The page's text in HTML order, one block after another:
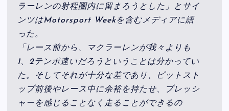
ラーレンの射程圏内に留まろうとした」とサイ
ンツはMotorsport Weekを含むメディアに語
った。
「レース前から、マクラーレンが我々よりも
1、2テンポ速いだろうということは分かってい
た。そしてそれが十分な差であり、ピットスト
ップ前後やレース中に余裕を持たせ、プレッシ
ャーを感じることなく走ることができるの